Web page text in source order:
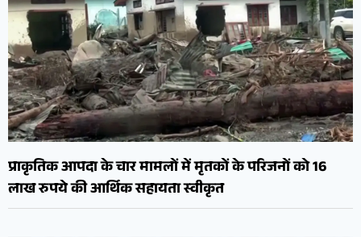
प्राकृतिक आपदा के चार मामलों में मृतकों के परिजनों को 16
लाख रुपये की आर्थिक सहायता स्वीकृत